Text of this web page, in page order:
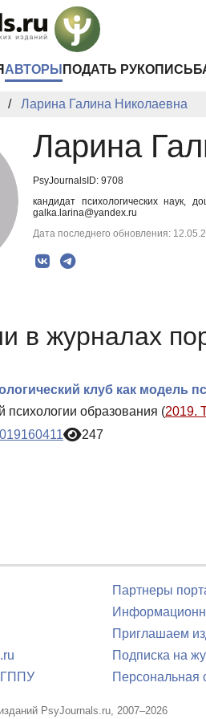
АВТОРЫ ПОДАТЬ РУКОПИСЬ
Ларина Галина Николаевна
Ларина
PsyJournalsID: 9708
кандидат психологических наук,
galka.larina@yandex.ru
Дата последнего обновления:
в журналах
клуб как модель
психологии образования (2019.
247
Партнеры
Приглашаем
Подписка на
Персональная
PsyJournals.ru, 2007–2026